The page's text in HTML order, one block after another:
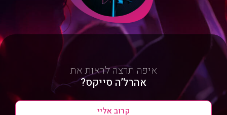
איפה תרצה לראות את
אהרל’ה סייקס?